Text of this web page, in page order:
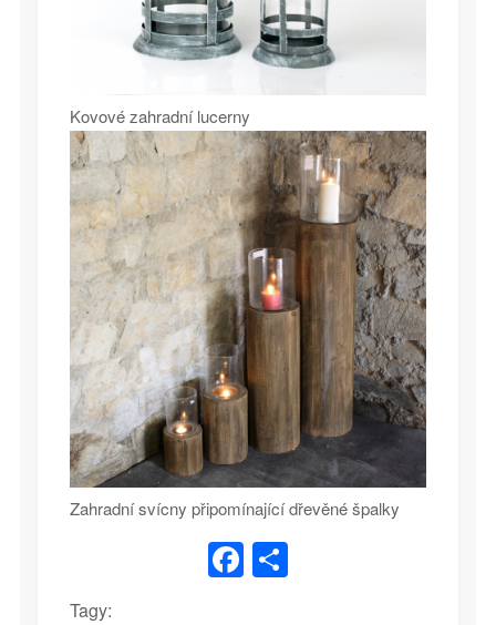
Kovové zahradní lucerny
Zahradní svícny připomínající dřevěné špalky
Facebook
Share
Tagy: